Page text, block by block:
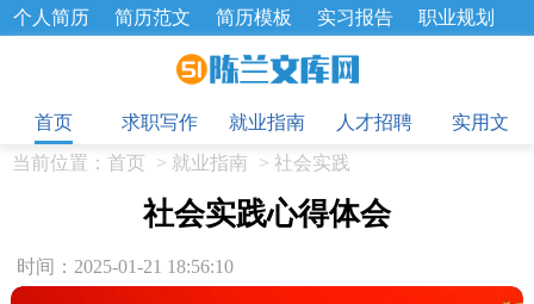
个人简历 简历范文 简历模板 实习报告
职业规划
招聘选拔 绩效考核 企业文化
工作总结
辞职报告
首页
求职写作 就业指南 人才招聘
实用文
当前位置： 首页 > 就业指南 > 社会实践
社会实践心得体会
时间：2025-01-21 18:56:10